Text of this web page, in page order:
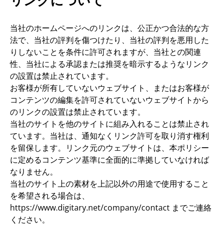
当社のホームページへのリンクは、公正かつ合法的な方
法で、当社の評判を傷つけたり、当社の評判を悪用した
りしないことを条件に許可されますが、当社との関連
性、当社による承認または推奨を暗示するようなリンク
の設置は禁止されています。
お客様が所有していないウェブサイト、またはお客様が
コンテンツの編集を許可されていないウェブサイトから
のリンクの設置は禁止されています。
当社のサイトを他のサイトに組み入れることは禁止され
ています。当社は、通知なくリンク許可を取り消す権利
を留保します。リンク元のウェブサイトは、本ポリシー
に定めるコンテンツ基準に全面的に準拠していなければ
なりません。
当社のサイト上の素材を上記以外の用途で使用すること
を希望される場合は、
https://www.digitary.net/company/contact までご連絡
ください。